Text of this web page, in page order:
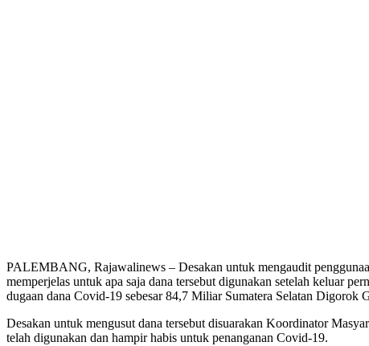
PALEMBANG, Rajawalinews – Desakan untuk mengaudit
memperjelas untuk apa saja dana tersebut digunakan setelah keluar
dugaan dana Covid-19 sebesar 84,7 Miliar Sumatera Selatan Digorok
Desakan untuk mengusut dana tersebut disuarakan Koordinator
telah digunakan dan hampir habis untuk penanganan Covid-19.